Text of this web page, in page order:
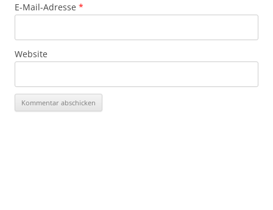
E-Mail-Adresse *
Website